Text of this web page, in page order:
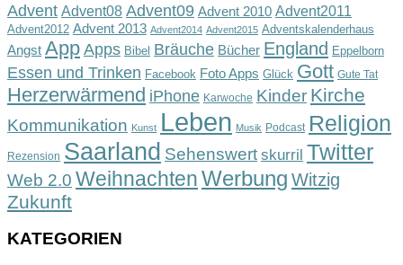
Advent Advent08 Advent09 Advent 2010 Advent2011
Advent2012 Advent 2013 Advent2014 Advent2015 Adventskalenderhaus
Angst App Apps Bibel Bräuche Bücher England Eppelborn
Essen und Trinken Facebook Foto Apps Glück Gott Gute Tat
Herzerwärmend iPhone Karwoche Kinder Kirche
Kommunikation Kunst Leben Musik Podcast Religion
Rezension Saarland Sehenswert skurril Twitter
Web 2.0 WeihnachtenWerbung Witzig
Zukunft
KATEGORIEN